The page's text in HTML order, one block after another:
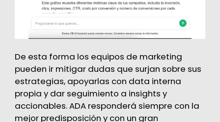
De esta forma los equipos de marketing
pueden ir mitigar dudas que surjan sobre sus
estrategias, apoyarlas con data interna
propia y dar seguimiento a insights y
accionables. ADA responderá siempre con la
mejor predisposición y con un gran